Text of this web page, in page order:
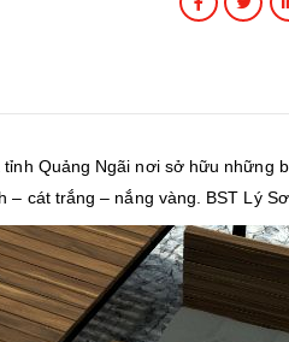
Quảng Ngãi nơi sở hữu
cát trắng – nắng vàng. BST Lý